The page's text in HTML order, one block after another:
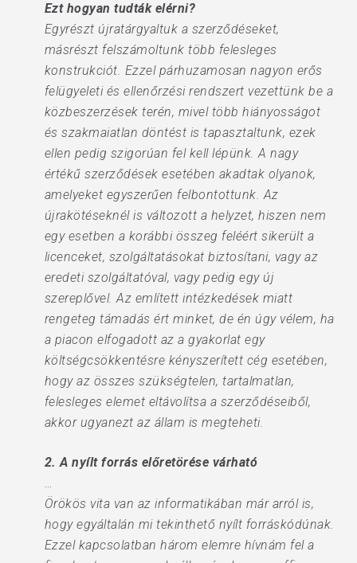
Ezt hogyan tudták elérni?
Egyrészt újratárgyaltuk a szerződéseket,
másrészt felszámoltunk több felesleges
konstrukciót. Ezzel párhuzamosan nagyon erős
felügyeleti és ellenőrzési rendszert vezettünk be a
közbeszerzések terén, mivel több hiányosságot
és szakmaiatlan döntést is tapasztaltunk, ezek
ellen pedig szigorúan fel kell lépünk. A nagy
értékű szerződések esetében akadtak olyanok,
amelyeket egyszerűen felbontottunk. Az
újrakötéseknél is változott a helyzet, hiszen nem
egy esetben a korábbi összeg feléért sikerült a
licenceket, szolgáltatásokat biztosítani, vagy az
eredeti szolgáltatóval, vagy pedig egy új
szereplővel. Az említett intézkedések miatt
rengeteg támadás ért minket, de én úgy vélem, ha
a piacon elfogadott az a gyakorlat egy
költségcsökkentésre kényszerített cég esetében,
hogy az összes szükségtelen, tartalmatlan,
felesleges elemet eltávolítsa a szerződéseiből,
akkor ugyanezt az állam is megteheti.
2. A nyílt forrás előretörése várható
…
Örökös vita van az informatikában már arról is,
hogy egyáltalán mi tekinthető nyílt forráskódúnak.
Ezzel kapcsolatban három elemre hívnám fel a